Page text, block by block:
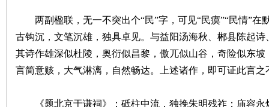
两副楹联，无一不突出个“民”字，可见“民瘼”“民情”在
古钩沉，文笔沉雄，独具卓见。与益阳汤海秋、郴县陈起
其诗作雄深似杜陵，奥衍似昌黎，傲兀似山谷，奇险似东
言简意赅，大气淋漓，自然畅达。上述诸作，即可证此言之
《题北京于谦祠》：砥柱中流，独挽朱明残祚；庙容永